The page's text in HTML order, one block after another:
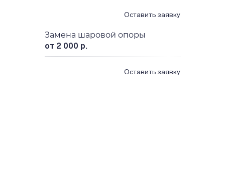
Оставить заявку
Замена шаровой опоры
от 2 000 р.
Оставить заявку